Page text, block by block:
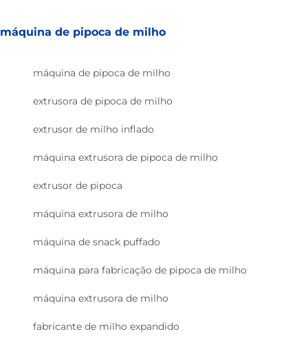
máquina de pipoca de milho
máquina de pipoca de milho
extrusora de pipoca de milho
extrusor de milho inflado
máquina extrusora de pipoca de milho
extrusor de pipoca
máquina extrusora de milho
máquina de snack puffado
máquina para fabricação de pipoca de milho
máquina extrusora de milho
fabricante de milho expandido